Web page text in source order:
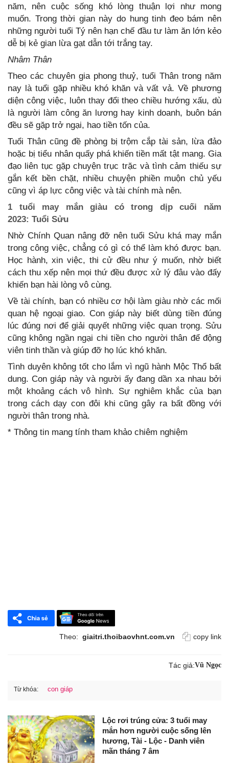
năm, nên cuộc sống khó lòng thuận lợi như mong
muốn. Trong thời gian này do hung tinh đeo bám nên
những người tuổi Tý nên hạn chế đầu tư làm ăn lớn kẻo
dễ bị kẻ gian lừa gạt dẫn tới trắng tay.
Nhâm Thân
Theo các chuyên gia phong thuỷ, tuổi Thân trong năm
nay là tuổi gặp nhiều khó khăn và vất vả. Về phương
diện công việc, luôn thay đổi theo chiều hướng xấu, dù
là người làm công ăn lương hay kinh doanh, buôn bán
đều sẽ gặp trở ngại, hao tiền tốn của.
Tuổi Thân cũng đề phòng bị trộm cắp tài sản, lừa đảo
hoặc bị tiểu nhân quấy phá khiến tiền mất tật mang. Gia
đạo liên tục gặp chuyện trục trặc và tình cảm thiếu sự
gắn kết bền chặt, nhiều chuyện phiền muộn chủ yếu
cũng vì áp lực công việc và tài chính mà nên.
1 tuổi may mắn giàu có trong dịp cuối năm
2023: Tuổi Sửu
Nhờ Chính Quan nâng đỡ nên tuổi Sửu khá may mắn
trong công việc, chẳng có gì có thể làm khó được bạn.
Học hành, xin việc, thi cử đều như ý muốn, nhờ biết
cách thu xếp nên mọi thứ đều được xử lý đâu vào đấy
khiến bạn hài lòng vô cùng.
Về tài chính, bạn có nhiều cơ hội làm giàu nhờ các mối
quan hệ ngoại giao. Con giáp này biết dùng tiền đúng
lúc đúng nơi để giải quyết những việc quan trọng. Sửu
cũng không ngần ngại chi tiền cho người thân để động
viên tinh thần và giúp đỡ họ lúc khó khăn.
Tình duyên không tốt cho lắm vì ngũ hành Mộc Thổ bất
dung. Con giáp này và người ấy đang dần xa nhau bởi
một khoảng cách vô hình. Sự nghiêm khắc của bạn
trong cách dạy con đôi khi cũng gây ra bất đồng với
người thân trong nhà.
* Thông tin mang tính tham khảo chiêm nghiệm
Theo: giaitri.thoibaovhnt.com.vn copy link
Tác giả:Vũ Ngọc
Từ khóa: con giáp
Lộc rơi trúng cửa: 3 tuổi may
mắn hơn người cuộc sống lên
hương, Tài - Lộc - Danh viên
mãn tháng 7 âm